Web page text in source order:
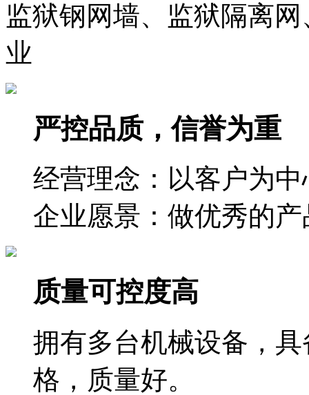
监狱钢网墙、监狱隔离
业
严控品质，信誉为重
经营理念：以客户为
企业愿景：做优秀的
质量可控度高
拥有多台机械设备，
格，质量好。